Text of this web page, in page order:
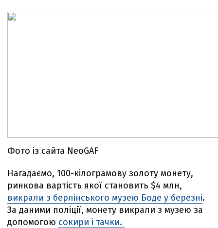
Фото із сайта NeoGAF
Нагадаємо, 100-кілограмову золоту монету,
ринкова вартість якої становить $4 млн,
викрали з берлінського музею Боде у березні.
За даними поліції, монету викрали з музею за
допомогою сокири і тачки.